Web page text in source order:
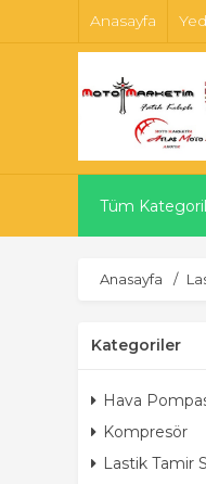
Anasayfa
Tüm
Anasayfa
Kategoriler
Hava
Kompresör
Lastik Tamir